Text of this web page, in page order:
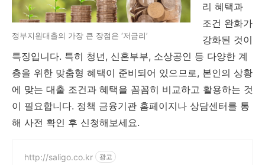
정부지원대출의 가장 큰 장점은 ‘저금리’
리 혜택과
조건 완화가
강화된 것이
특징입니다. 특히 청년, 신혼부부, 소상공인 등 다양한 계
층을 위한 맞춤형 혜택이 준비되어 있으므로, 본인의 상황
에 맞는 대출 조건과 혜택을 꼼꼼히 비교하고 활용하는 것
이 필요합니다. 정책 금융기관 홈페이지나 상담센터를 통
해 사전 확인 후 신청해보세요.
http://saligo.co.kr 광고